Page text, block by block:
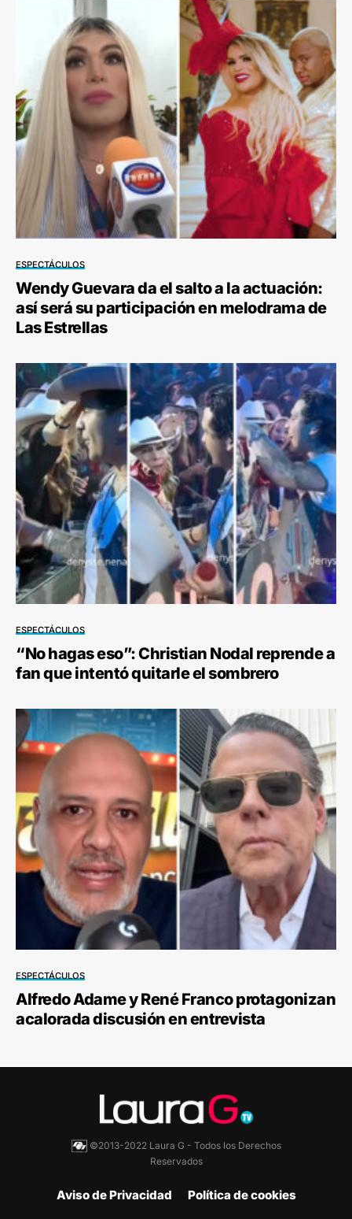
ESPECTÁCULOS
Wendy Guevara da el salto a la actuación:
así será su participación en melodrama de
Las Estrellas
ESPECTÁCULOS
“No hagas eso”: Christian Nodal reprende a
fan que intentó quitarle el sombrero
ESPECTÁCULOS
Alfredo Adame y René Franco protagonizan
acalorada discusión en entrevista
©2013-2022 Laura G - Todos los Derechos
Reservados
Aviso de Privacidad Política de cookies